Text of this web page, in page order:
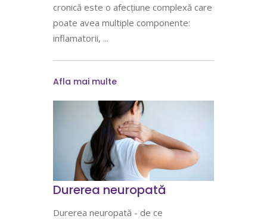
cronică este o afecțiune complexă care
poate avea multiple componente:
inflamatorii,
Afla mai multe
Durerea neuropată
Durerea neuropată - de ce